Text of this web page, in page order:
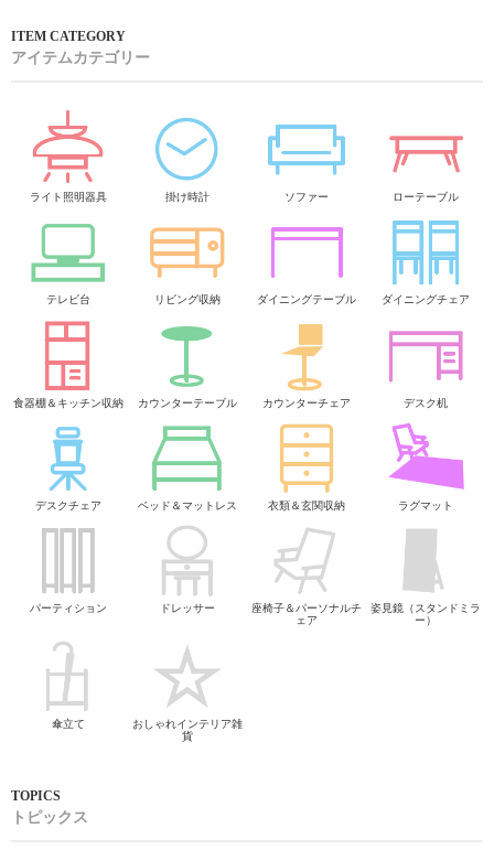
アイテムカテゴリー
ライト照明器具 掛け時計 ソファー ローテーブル
テレビ台 リビング収納 ダイニングテーブル ダイニングチェア
食器棚＆キッチン収納 カウンターテーブル カウンターチェア デスク机
デスクチェア ベッド＆マットレス 衣類＆玄関収納 ラグマット
パーティション ドレッサー
座椅子＆パーソナルチ
ェア
姿見鏡（スタンドミラ
ー）
傘立て
おしゃれインテリア雑
貨
トピックス